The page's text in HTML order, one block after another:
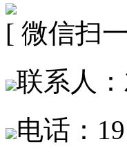
[ 微信扫
联系人
电话：